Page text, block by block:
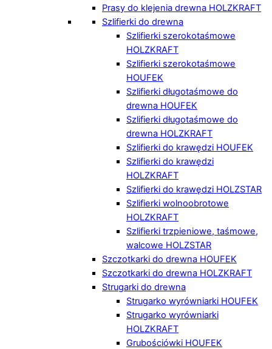
Prasy do klejenia drewna HOLZKRAFT
Szlifierki do drewna
Szlifierki szerokotaśmowe
HOLZKRAFT
Szlifierki szerokotaśmowe
HOUFEK
Szlifierki długotaśmowe do
drewna HOUFEK
Szlifierki długotaśmowe do
drewna HOLZKRAFT
Szlifierki do krawędzi HOUFEK
Szlifierki do krawędzi
HOLZKRAFT
Szlifierki do krawędzi HOLZSTAR
Szlifierki wolnoobrotowe
HOLZKRAFT
Szlifierki trzpieniowe, taśmowe,
walcowe HOLZSTAR
Szczotkarki do drewna HOUFEK
Szczotkarki do drewna HOLZKRAFT
Strugarki do drewna
Strugarko wyrówniarki HOUFEK
Strugarko wyrówniarki
HOLZKRAFT
Grubościówki HOUFEK